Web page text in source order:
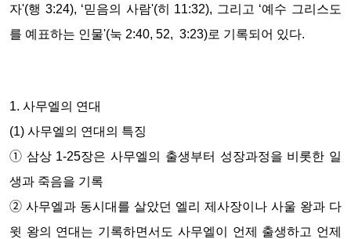
자'(행 3:24), ‘믿음의 사람'(히 11:32), 그리고 ‘예수 그리스도
를 예표하는 인물'(눅 2:40, 52, 3:23)로 기록되어 있다.
1. 사무엘의 연대
(1) 사무엘의 연대의 특징
➀ 삼상 1-25장은 사무엘의 출생부터 성장과정을 비롯한 일
생과 죽음을 기록
➁ 사무엘과 동시대를 살았던 엘리 제사장이나 사울 왕과 다
윗 왕의 연대는 기록하면서도 사무엘이 언제 출생하고 언제